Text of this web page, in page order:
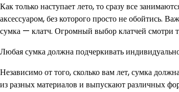
Как только наступает лето, то сразу все
аксессуаром, без которого просто не обойтись.
сумка — клатч. Огромный выбор клатчей смотри
Любая сумка должна подчеркивать
Независимо от того, сколько вам лет, сумка
из разных материалов и выпускают различных